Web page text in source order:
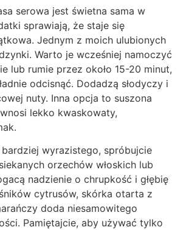
serowa jest świetna sama w
sprawiają, że staje się
Jednym z moich ulubionych
Warto je wcześniej namoczyć
lub rumie przez około 15-20 minut,
odcisnąć. Dodadzą słodyczy i
nuty. Inna opcja to suszona
lekko kwaskowaty,
wyrazistego, spróbujcie
orzechów włoskich lub
nadzienie o chrupkość i głębię
cytrusów, skórka otarta z
doda niesamowitego
Pamiętajcie, aby używać tylko